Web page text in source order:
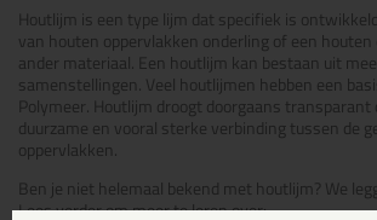
Houtlijm is een type lijm dat specifiek is
van houten oppervlakken onderling of een houten
ander materiaal. Een houtlijm kan bestaan uit
samenstellingen. Veel houtlijmen hebben een
Polymeer. Houtlijm droogt doorgaans transparant
duurzame en vooral sterke verbinding tussen de
oppervlakken.
Ben je niet helemaal bekend met houtlijm? We
Lees verder om meer te leren over: